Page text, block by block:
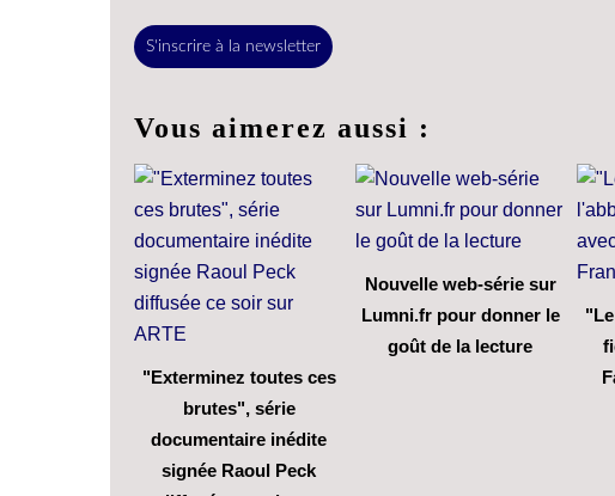
S'inscrire à la newsletter
Vous aimerez aussi :
"Exterminez toutes ces
brutes", série
documentaire inédite
signée Raoul Peck
Nouvelle web-série sur
Lumni.fr pour donner le
goût de la lecture